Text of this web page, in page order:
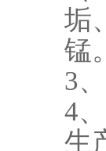
垢
锰
3
4
生